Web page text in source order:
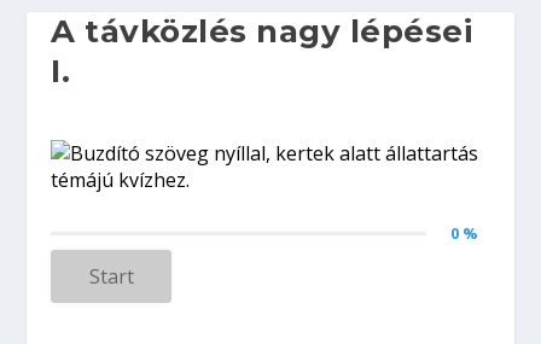
A távközlés nagy lépései
I.
0 %
Start